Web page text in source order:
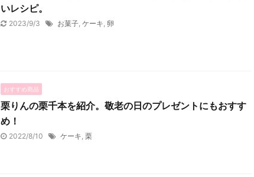
いレシピ。
2023/9/3 お菓子 ケーキ 卵
おすすめ商品
栗りんの栗千本を紹介。敬老の日のプレゼントにもおすす
め！
2022/8/10 ケーキ, 栗